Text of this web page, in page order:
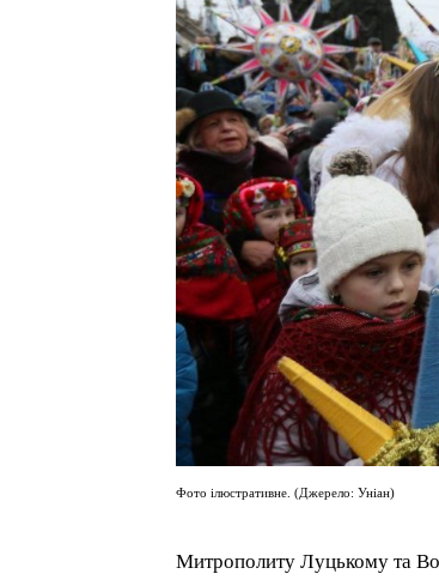
Фото ілюстративне. (Джерело: Уніан)
Митрополиту Луцькому та